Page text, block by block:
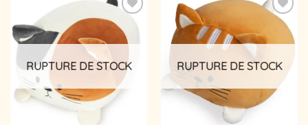
Ajouter
à la
liste
RUPTURE DE STOCK
Ajouter
liste
RUPTURE DE STOCK